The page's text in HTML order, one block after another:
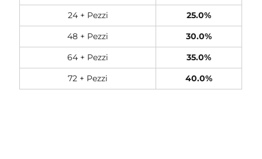
24 + Pezzi
25.0%
48 + Pezzi
30.0%
64 + Pezzi
35.0%
72 + Pezzi
40.0%